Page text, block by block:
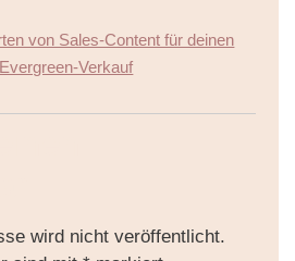
von Sales-Content für deinen
Verkauf
wird nicht veröffentlicht.